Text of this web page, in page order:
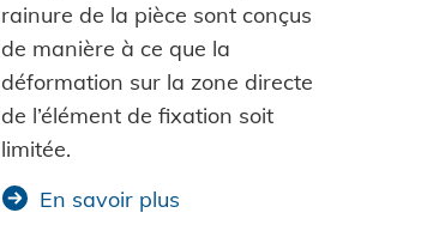
rainure de la pièce sont conçus
de manière à ce que la
déformation sur la zone directe
de l’élément de fixation soit
limitée.
En savoir plus